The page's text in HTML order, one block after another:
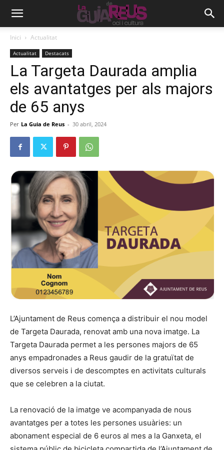
Inici Actualitat
Actualitat Destacats
La Targeta Daurada amplia
els avantatges per als majors
de 65 anys
Per La Guia de Reus - 30 abril, 2024
L’Ajuntament de Reus comença a distribuir el nou model
de Targeta Daurada, renovat amb una nova imatge. La
Targeta Daurada permet a les persones majors de 65
anys empadronades a Reus gaudir de la gratuïtat de
diversos serveis i de descomptes en activitats culturals
que se celebren a la ciutat.
La renovació de la imatge ve acompanyada de nous
avantatges per a totes les persones usuàries: un
abonament especial de 6 euros al mes a la Ganxeta, el